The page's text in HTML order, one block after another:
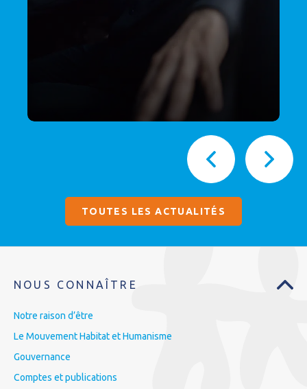
TOUTES LES ACTUALITÉS
NOUS CONNAÎTRE
Notre raison d’être
Le Mouvement Habitat et Humanisme
Gouvernance
Comptes et publications